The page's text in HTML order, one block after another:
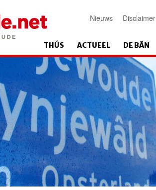
Nieuws Disclaimer
THÚS ACTUEEL DE BÂN